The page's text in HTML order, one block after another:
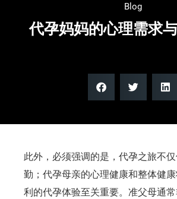
Blog
代孕妈妈的心理需求
此外，必须强调的是，代孕之旅不
勤；代孕母亲的心理健康和整体健
利的代孕体验至关重要。准父母通